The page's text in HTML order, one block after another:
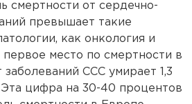
смертности от сердечно-
превышает такие
как онкология и
первое место по смертности в
ССС умирает 1,3
цифра на 30-40 процентов